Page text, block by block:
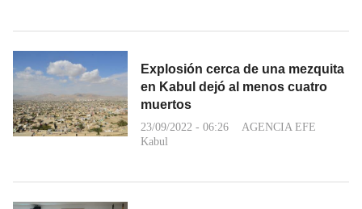
Explosión cerca de una mezquita
en Kabul dejó al menos cuatro
muertos
23/09/2022 - 06:26
AGENCIA EFE
Kabul